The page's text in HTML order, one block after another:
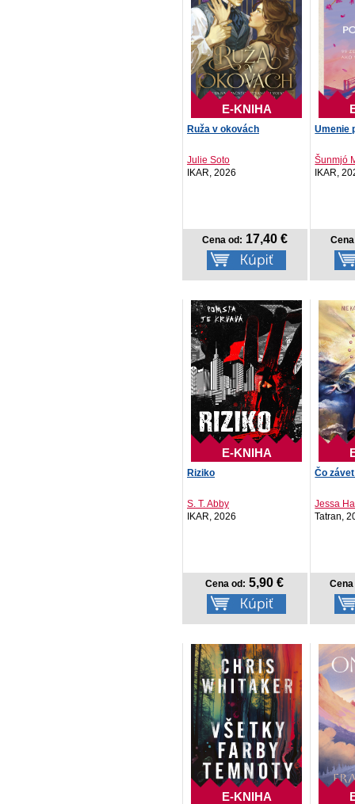
E-KNIHA
Ruža v okovách
Julie Soto
IKAR, 2026
Cena od: 17,40 €
Umenie
Šunmjó
IKAR,
E-KNIHA
Riziko
S. T. Abby
IKAR, 2026
Cena od: 5,90 €
Čo
Jessa
Tatran,
E-KNIHA